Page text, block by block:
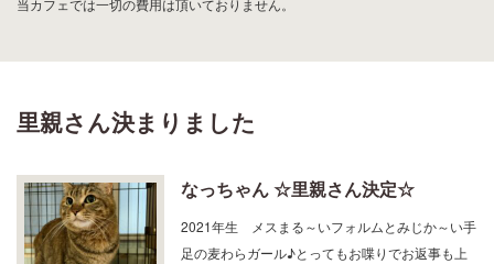
当カフェでは一切の費用は頂いておりません。
里親さん決まりました
なっちゃん ☆里親さん決定☆
2021年生 メスまる～いフォルムとみじか～い手
足の麦わらガール♪とってもお喋りでお返事も上